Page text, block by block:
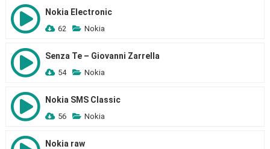
Nokia Electronic
62 Nokia
Senza Te – Giovanni Zarrella
54 Nokia
Nokia SMS Classic
56 Nokia
Nokia raw